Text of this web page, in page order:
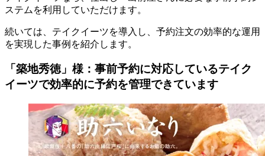
ステムを利用していただけます。
続いては、テイクイーツを導入し、予約注文の効率的な運用
を実現した事例を紹介します。
「築地秀徳」様：事前予約に対応しているテイク
イーツで効率的に予約を管理できています